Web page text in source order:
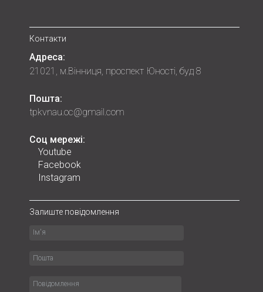
Контакти
Адреса:
21021, м.Вінниця, проспект Юності, буд 8
Пошта:
tpkvnau.oc@gmail.com
Соц мережі:
Youtube
Facebook
Instagram
Залиште повідомлення